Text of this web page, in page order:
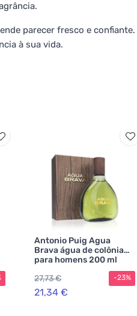
parecer fresco e
à sua vida.
Antonio Puig Agua
Brava água de colônia
para homens 200 ml
27,73 €
21,34 €
-23%